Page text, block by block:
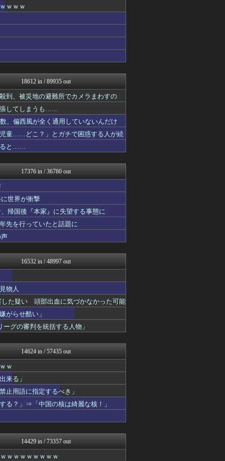
モッコスヌ〜ン
OTONARY
フロムOverSS
VIPPER速報
がーるずレポート - ガー...
わーすぽ 海外の反応
V速ニュップ
ゲーム魔人
軍事・ミリタリー速報☆彡
ドメサカブログ
mashlife通信
坂道情報通～乃木坂46まと...
鬼女はみた -修羅場・恋愛...
がーるずレポート - ガー...
ジャンプ速報
不思議.net - 5ch...
ハロン棒ch
筋肉速報
ウマ娘まとめ速報うまろぐ
ラビット速報
キスログ
モッコスヌ〜ン
がーるずレポート - ガー...
修羅場ハザード -復讐・D...
バズッター速報
アナ速‐女子アナ画像速報
素敵な鬼女様
まとめCUP
NEWSまとめもりー｜2c...
ゴールデンタイムズ
なんJミュージアム
キスログ
スコールちゃんねる｜２ちゃ...
コノユビニュース｜みんなの...
ぶる速-VIP
ウマ娘うまぴょい速報
ｗｗｗ
18612 in / 89935 out
到、被災地の避難所でカメラまわすの
張してしまうも……
、偏西風が全く通用していないんだけ
児童……どこ？」とガチで困惑する人が続
ると……
17376 in / 36780 out
世界が衝撃
帰国後『本家』に失望する事態に
先を行っていたと話題に
16532 in / 48997 out
物人
した疑い 頭部出血に気づかなかった可能
がらせ酷い」
グの審判を統括する人物」
14624 in / 57435 out
ｗ
来る」
止用語に指定するべき」
る？」⇒「中国の核は綺麗な核！」
14429 in / 73357 out
ｗｗｗｗｗｗｗｗ